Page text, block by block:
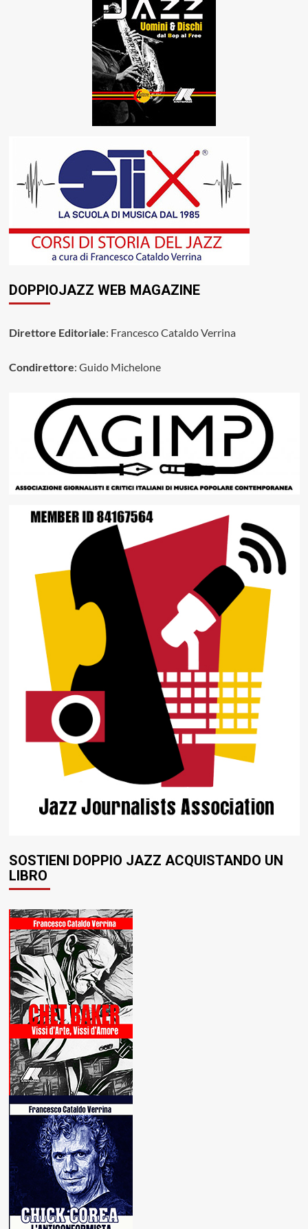
DOPPIOJAZZ WEB MAGAZINE
Direttore Editoriale: Francesco Cataldo Verrina
Condirettore: Guido Michelone
SOSTIENI DOPPIO JAZZ ACQUISTANDO UN
LIBRO